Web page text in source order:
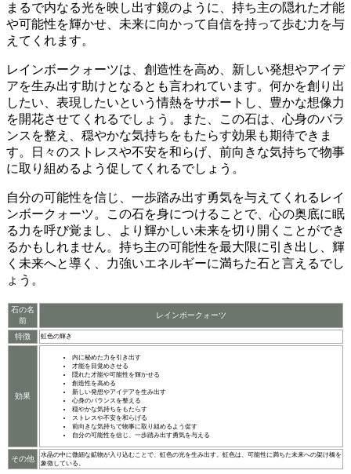
まるで内なる光を映し出す鏡のように、持ち主の隠れた才能
や可能性を輝かせ、未来に向かって自信を持って歩む力を与
えてくれます。
レインボークォーツは、創造性を高め、新しい発想やアイデ
アを生み出す助けとなるとも言われています。 何かを創り出
したい、表現したいという情熱をサポートし、豊かな想像力
を開花させてくれるでしょう。また、この石は、心身のバラ
ンスを整え、穏やかな気持ちをもたらす効果も期待できま
す。日々のストレスや不安を和らげ、前向きな気持ちで物事
に取り組めるよう促してくれるでしょう。
自分の可能性を信じ、一歩踏み出す勇気を与えてくれるレイ
ンボークォーツ。
この石を身につけることで、心の奥底に眠
る力を呼び覚まし、より輝かしい未来を切り開くことができ
るかもしれません。持ち主の可能性を最大限に引き出し、輝
く未来へと導く、力強いエネルギーに満ちた石と言えるでし
ょう。
石の名
前
レインボークォーツ
特徴 虹色の輝き
効果
内に秘めた力を引き出す
才能を目覚めさせる
隠れた才能や可能性を輝かせる
創造性を高める
新しい発想やアイデアを生み出す
心身のバランスを整える
穏やかな気持ちをもたらす
ストレスや不安を和らげる
前向きな気持ちで物事に取り組めるよう促す
自分の可能性を信じ、一歩踏み出す勇気を与える
その他
水晶の中に微細な鉱物が入り込むことで、虹色の光を生み出す。虹色は、可能性に満ちた未来への架け橋を
象徴している。